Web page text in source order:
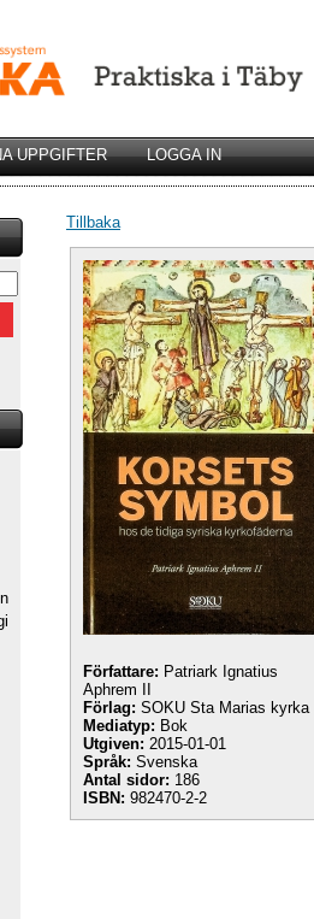
UPPGIFTER LOGGA IN
Tillbaka
Författare: Patriark Ignatius
Aphrem II
Förlag: SOKU Sta Marias kyrka
Mediatyp: Bok
Utgiven: 2015-01-01
Språk: Svenska
Antal sidor: 186
ISBN: 982470-2-2